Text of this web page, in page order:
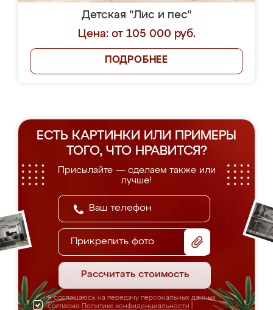
Детская "Лис и пес"
Цена: от 105 000 руб.
ПОДРОБНЕЕ
ЕСТЬ КАРТИНКИ ИЛИ ПРИМЕРЫ
ТОГО, ЧТО НРАВИТСЯ?
Присылайте — сделаем также или
лучше!
Прикрепить фото
Рассчитать стоимость
Я соглашаюсь на передачу персональных данных
согласно Политике конфиденциальности